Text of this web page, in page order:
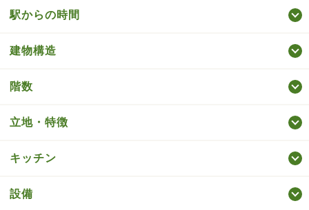
駅からの時間
建物構造
階数
立地・特徴
キッチン
設備